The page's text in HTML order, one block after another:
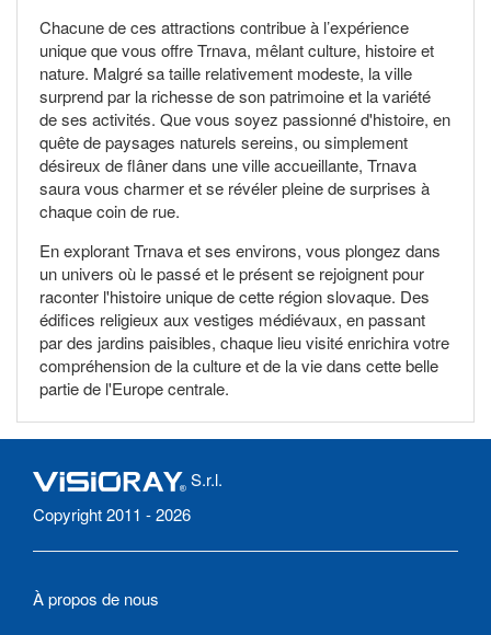
Chacune de ces attractions contribue à l’expérience
unique que vous offre Trnava, mêlant culture, histoire et
nature. Malgré sa taille relativement modeste, la ville
surprend par la richesse de son patrimoine et la variété
de ses activités. Que vous soyez passionné d'histoire, en
quête de paysages naturels sereins, ou simplement
désireux de flâner dans une ville accueillante, Trnava
saura vous charmer et se révéler pleine de surprises à
chaque coin de rue.
En explorant Trnava et ses environs, vous plongez dans
un univers où le passé et le présent se rejoignent pour
raconter l'histoire unique de cette région slovaque. Des
édifices religieux aux vestiges médiévaux, en passant
par des jardins paisibles, chaque lieu visité enrichira votre
compréhension de la culture et de la vie dans cette belle
partie de l'Europe centrale.
S.r.l.
Copyright 2011 - 2026
À propos de nous